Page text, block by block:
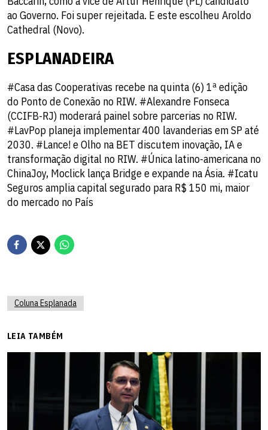
ao Governo. Foi super rejeitada. E este escolheu Aroldo
Cathedral (Novo).
ESPLANADEIRA
#Casa das Cooperativas recebe na quinta (6) 1ª edição
do Ponto de Conexão no RIW. #Alexandre Fonseca
(CCIFB-RJ) moderará painel sobre parcerias no RIW.
#LavPop planeja implementar 400 lavanderias em SP até
2030. #Lance! e Olho na BET discutem inovação, IA e
transformação digital no RIW. #Única latino-americana no
ChinaJoy, Moclick lança Bridge e expande na Ásia. #Icatu
Seguros amplia capital segurado para R$ 150 mi, maior
do mercado no País
Coluna Esplanada
LEIA TAMBÉM